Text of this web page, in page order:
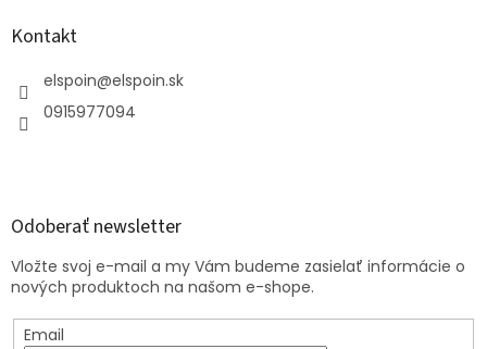
Kontakt
elspoin@elspoin.sk
0915977094
Odoberať newsletter
Vložte svoj e-mail a my Vám budeme zasielať informácie o
nových produktoch na našom e-shope.
Email